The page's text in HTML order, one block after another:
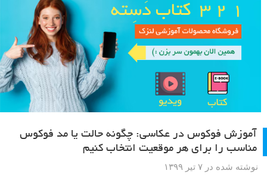
آموزش فوکوس در عکاسی: چگونه حالت یا مد فوکوس
مناسب را برای هر موقعیت انتخاب کنیم
نوشته شده در ۷ تیر ۱۳۹۹